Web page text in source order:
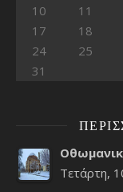
10
11
17
18
24
25
31
Τετάρτη,